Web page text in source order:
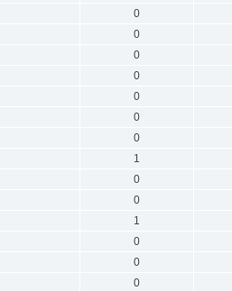
0
0
0
0
0
0
0
1
0
0
1
0
0
0